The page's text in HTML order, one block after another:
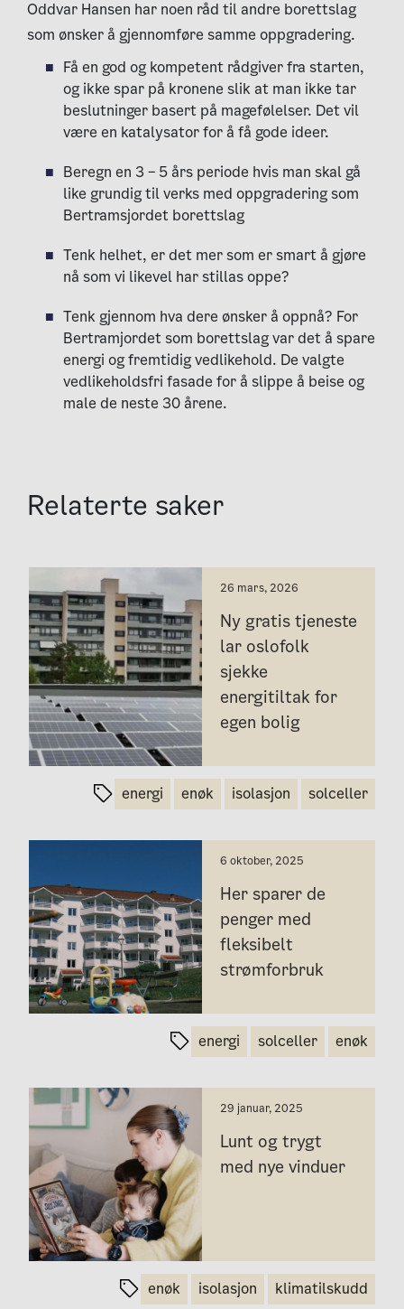
Oddvar Hansen har noen råd til andre borettslag
som ønsker å gjennomføre samme oppgradering.
Få en god og kompetent rådgiver fra starten,
og ikke spar på kronene slik at man ikke tar
beslutninger basert på magefølelser. Det vil
være en katalysator for å få gode ideer.
Beregn en 3 – 5 års periode hvis man skal gå
like grundig til verks med oppgradering som
Bertramsjordet borettslag
Tenk helhet, er det mer som er smart å gjøre
nå som vi likevel har stillas oppe?
Tenk gjennom hva dere ønsker å oppnå? For
Bertramjordet som borettslag var det å spare
energi og fremtidig vedlikehold. De valgte
vedlikeholdsfri fasade for å slippe å beise og
male de neste 30 årene.
Relaterte saker
26 mars, 2026
Ny gratis tjeneste
lar oslofolk
sjekke
energitiltak for
egen bolig
energi enøk isolasjon solceller
6 oktober, 2025
Her sparer de
penger med
fleksibelt
strømforbruk
energi solceller enøk
29 januar, 2025
Lunt og trygt
med nye vinduer
enøk isolasjon klimatilskudd